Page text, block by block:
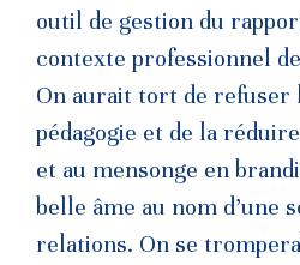
outil de gestion du
contexte professionnel
On aurait tort de refuser
pédagogie et de la
et au mensonge en
belle âme au nom d’une
relations. On se